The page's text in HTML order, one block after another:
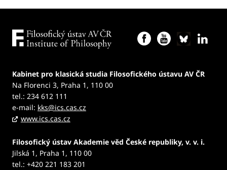
Kabinet pro klasická studia Filosofického ústavu AV ČR
Na Florenci 3, Praha 1, 110 00
tel.: 234 612 111
e-mail: kks@ics.cas.cz
www.ics.cas.cz
Filosofický ústav Akademie věd České republiky, v. v. i.
Jilská 1, Praha 1, 110 00
tel.: +420 221 183 201